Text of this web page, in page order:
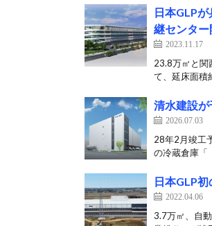
日本GLP
継センター
2023.11.17
23.8万㎡と関
て、延床面積
清水建設
2026.07.03
28年2月竣工
の冷蔵倉庫「
日本GLP
2022.04.06
3.7万㎡、自